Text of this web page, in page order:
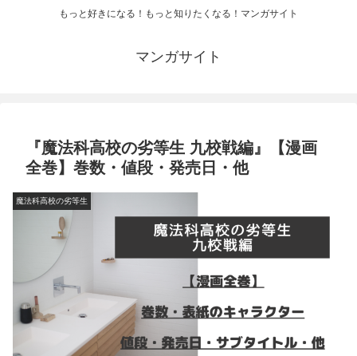
もっと好きになる！もっと知りたくなる！マンガサイト
マンガサイト
『魔法科高校の劣等生 九校戦編』【漫画
全巻】巻数・値段・発売日・他
魔法科高校の劣等生